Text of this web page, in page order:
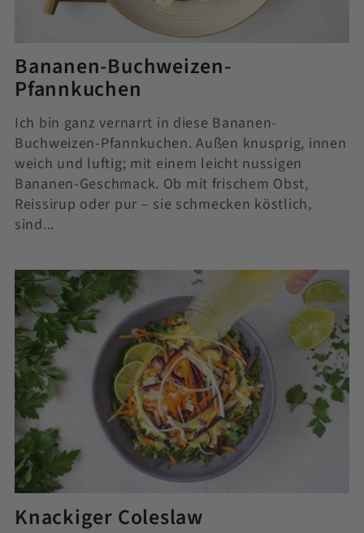
Bananen-Buchweizen-
Pfannkuchen
Ich bin ganz vernarrt in diese Bananen-
Buchweizen-Pfannkuchen. Außen knusprig, innen
weich und luftig; mit einem leicht nussigen
Bananen-Geschmack. Ob mit frischem Obst,
Reissirup oder pur – sie schmecken köstlich,
sind...
Knackiger Coleslaw